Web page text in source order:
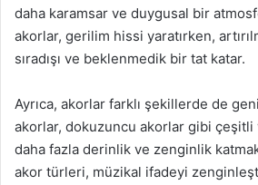
daha karamsar ve duygusal bir
akorlar, gerilim hissi yaratırken,
sıradışı ve beklenmedik bir tat katar.
Ayrıca, akorlar farklı şekillerde de
akorlar, dokuzuncu akorlar gibi çeşitli
daha fazla derinlik ve zenginlik
akor türleri, müzikal ifadeyi